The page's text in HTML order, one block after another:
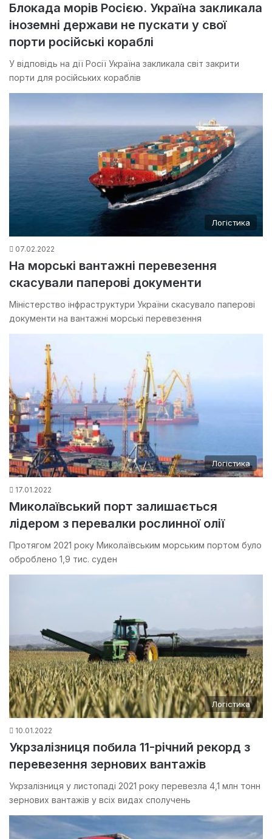
Блокада морів Росією. Україна закликала
іноземні держави не пускати у свої
порти російські кораблі
У відповідь на дії Росії Україна закликала світ закрити
порти для російських кораблів
Логістика
07.02.2022
На морські вантажні перевезення
скасували паперові документи
Міністерство інфраструктури України скасувало паперові
документи на вантажні морські перевезення
Логістика
17.01.2022
Миколаївський порт залишається
лідером з перевалки рослинної олії
Протягом 2021 року Миколаївським морським портом було
оброблено 1,9 тис. суден
Логістика
10.01.2022
Укрзалізниця побила 11-річний рекорд з
перевезення зернових вантажів
Укрзалізниця у листопаді 2021 року перевезла 4,1 млн тонн
зернових вантажів у всіх видах сполучень